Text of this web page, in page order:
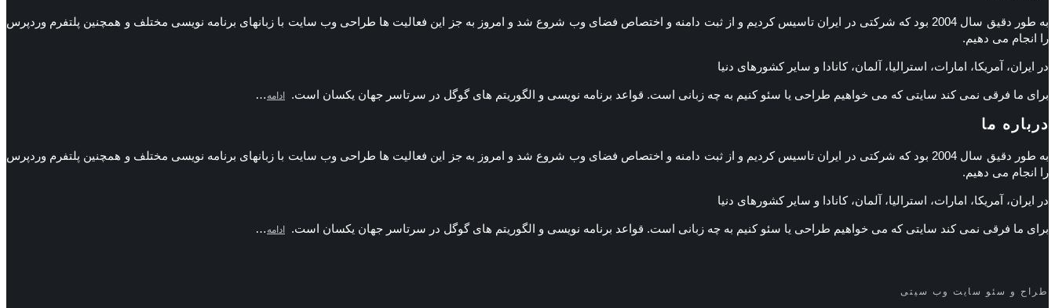
به طور دقیق سال 2004 بود که شرکتی در ایران تاسیس کردیم و از ثبت دامنه و اختصاص فضای وب شروع شد و امروز به جز این فعالیت ها طراحی وب سایت با زبانهای برنامه نویسی مختلف و همچنین پلتفرم وردپرس
را انجام می دهیم.
در ایران، آمریکا، امارات، استرالیا، آلمان، کانادا و سایر کشورهای دنیا
برای ما فرقی نمی کند سایتی که می خواهیم طراحی یا سئو کنیم به چه زبانی است. قواعد برنامه نویسی و الگوریتم های گوگل در سرتاسر جهان یکسان است. ادامه …
درباره ما
به طور دقیق سال 2004 بود که شرکتی در ایران تاسیس کردیم و از ثبت دامنه و اختصاص فضای وب شروع شد و امروز به جز این فعالیت ها طراحی وب سایت با زبانهای برنامه نویسی مختلف و همچنین پلتفرم وردپرس
را انجام می دهیم.
در ایران، آمریکا، امارات، استرالیا، آلمان، کانادا و سایر کشورهای دنیا
برای ما فرقی نمی کند سایتی که می خواهیم طراحی یا سئو کنیم به چه زبانی است. قواعد برنامه نویسی و الگوریتم های گوگل در سرتاسر جهان یکسان است. ادامه …
طراح و سئو سایت وب سیتی